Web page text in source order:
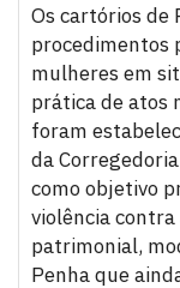
Os cartórios de
procedimentos
mulheres em
prática de atos
foram
da
como objetivo
violência
patrimonial,
Penha que